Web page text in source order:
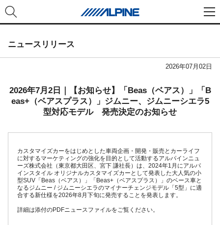
ニュースリリース
2026年07月02日
2026年7月2日｜【お知らせ】「Beas（ベアス）」「B
eas+（ベアスプラス）」ジムニー、ジムニーシエラ5
型対応モデル 発売決定のお知らせ
カスタマイズカーをはじめとした車両企画・開発・販売とカーライフ
に対するマーケティングの強化を目的として活動するアルパインニュ
ーズ株式会社（東京都大田区、宮下 謙社長）は、2024年1月にアルパ
インスタイル オリジナルカスタマイズカーとして発表した大人気の小
型SUV「Beas（ベアス）」「Beas+（ベアスプラス）」のベース車と
なるジムニー / ジムニーシエラのマイナーチェンジモデル「5型」に適
合する新仕様を2026年8月下旬に発売することを発表します。
詳細は添付のPDFニュースファイルをご覧ください。